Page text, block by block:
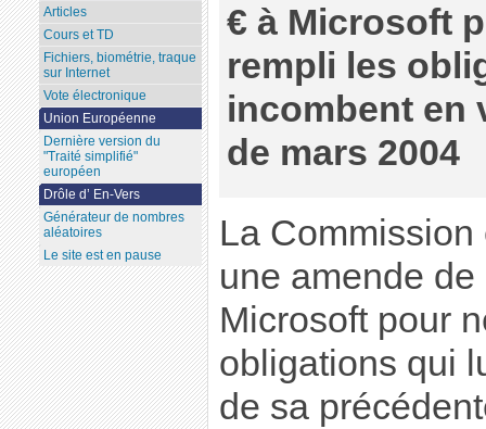
€ à Microsoft
rempli les
incombent en
de mars 2004
La
une amende
Microsoft pour
obligations qui
de sa
Articles
Cours et TD
Fichiers, biométrie, traque
sur Internet
Vote électronique
Union Européenne
Dernière version du
"Traité simplifié"
européen
Drôle d’ En-Vers
Générateur de nombres
aléatoires
Le site est en pause